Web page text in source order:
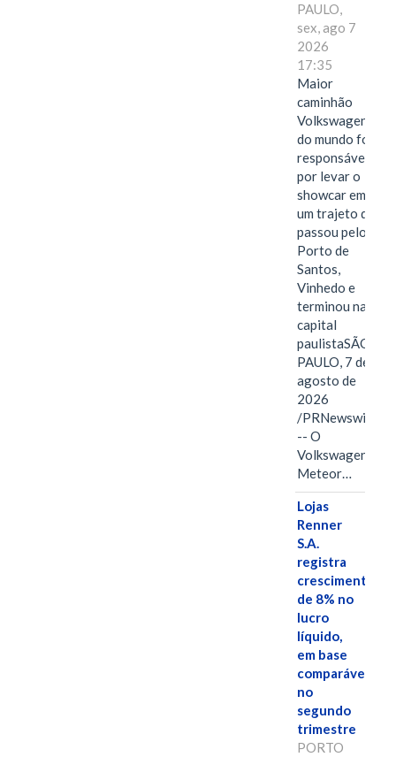
PAULO,
sex, ago 7
2026
17:35
Maior
caminhão
Volkswagen
do mundo foi
responsável
por levar o
showcar em
um trajeto que
passou pelo
Porto de
Santos,
Vinhedo e
terminou na
capital
paulistaSÃO
PAULO, 7 de
agosto de
2026
/PRNewswire/
-- O
Volkswagen
Meteor…
Lojas
Renner
S.A.
registra
crescimento
de 8% no
lucro
líquido,
em base
comparável,
no
segundo
trimestre
PORTO